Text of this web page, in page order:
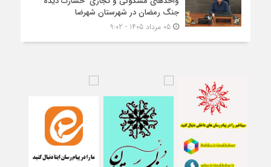
جنگ رمضان در شهرستان شهرضا
05 مرداد 1405 - 9:02